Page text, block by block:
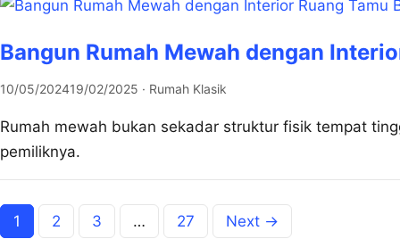
Bangun Rumah Mewah dengan
10/05/202419/02/2025 · Rumah Klasik
Rumah mewah bukan sekadar struktur fisik tempat
pemiliknya.
1 2 3 … 27 Next →